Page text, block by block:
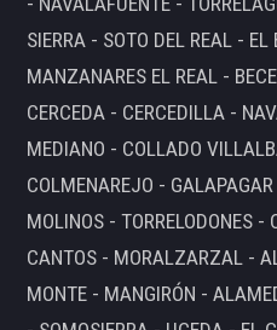
SIERRA - SOTO DEL REAL -
MANZANARES EL REAL -
CERCEDA - CERCEDILLA -
MEDIANO - COLLADO
COLMENAREJO -
MOLINOS - TORRELODONES -
CANTOS - MORALZARZAL -
MONTE - MANGIRÓN -